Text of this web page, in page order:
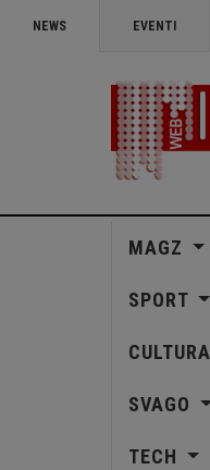
NEWS EVENTI
MAGZ
SPORT
CULTURA
SVAGO
TECH